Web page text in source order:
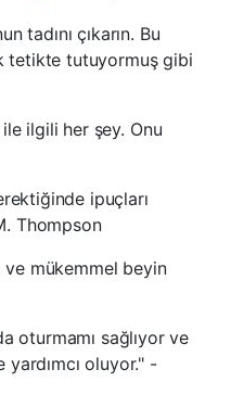
tadını çıkarın. Bu
tetikte tutuyormuş gibi
ilgili her şey. Onu
ipuçları
Thompson
mükemmel beyin
oturmamı sağlıyor ve
oluyor." -